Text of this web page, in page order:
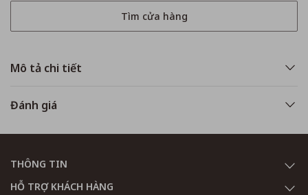
Mô tả chi tiết
Đánh giá
Tìm cửa hàng
THÔNG TIN
HỖ TRỢ KHÁCH HÀNG